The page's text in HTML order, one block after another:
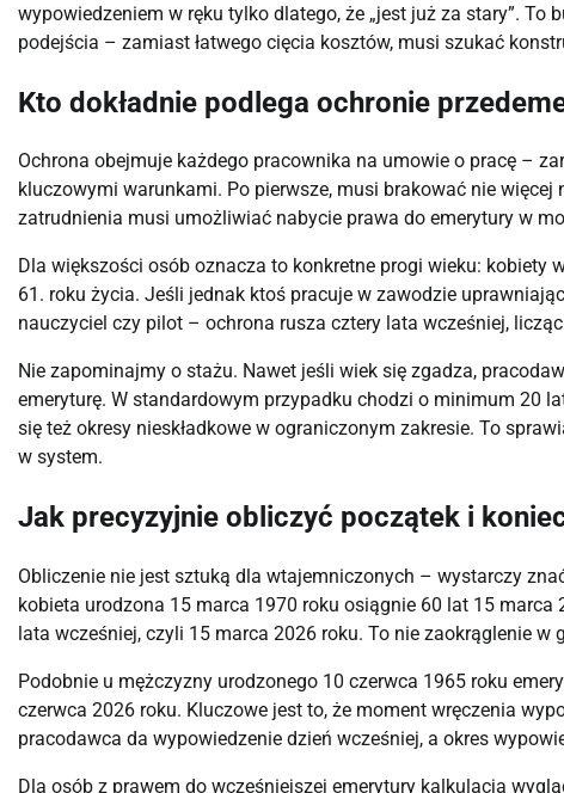
wypowiedzeniem w ręku tylko dlatego, że „jest już za stary”.
podejścia – zamiast łatwego cięcia kosztów, musi szukać
Kto dokładnie podlega ochronie
Ochrona obejmuje każdego pracownika na umowie o pracę –
kluczowymi warunkami. Po pierwsze, musi brakować nie
zatrudnienia musi umożliwiać nabycie prawa do emerytury w
Dla większości osób oznacza to konkretne progi wieku:
61. roku życia. Jeśli jednak ktoś pracuje w zawodzie
nauczyciel czy pilot – ochrona rusza cztery lata wcześniej,
Nie zapominajmy o stażu. Nawet jeśli wiek się zgadza,
emeryturę. W standardowym przypadku chodzi o minimum 20
się też okresy nieskładkowe w ograniczonym zakresie. To
w system.
Jak precyzyjnie obliczyć początek i
Obliczenie nie jest sztuką dla wtajemniczonych – wystarczy
kobieta urodzona 15 marca 1970 roku osiągnie 60 lat 15
lata wcześniej, czyli 15 marca 2026 roku. To nie zaokrąglenie w
Podobnie u mężczyzny urodzonego 10 czerwca 1965 roku
czerwca 2026 roku. Kluczowe jest to, że moment wręczenia
pracodawca da wypowiedzenie dzień wcześniej, a okres
Dla osób z prawem do wcześniejszej emerytury kalkulacja